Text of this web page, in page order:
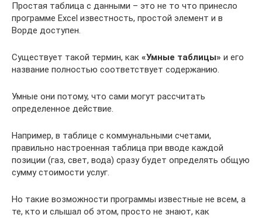
Простая таблица с данными – это не то что принесло
программе Excel известность, простой элемент и в
Ворде доступен.
Существует такой термин, как «Умные таблицы» и его
название полностью соответствует содержанию.
Умные они потому, что сами могут рассчитать
определенное действие.
Например, в таблице с коммунальными счетами,
правильно настроенная таблица при вводе каждой
позиции (газ, свет, вода) сразу будет определять общую
сумму стоимости услуг.
Но такие возможности программы известные не всем, а
те, кто и слышал об этом, просто не знают, как